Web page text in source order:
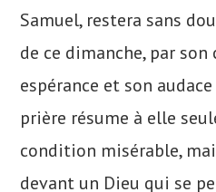
Samuel, restera sans
de ce dimanche, par son
espérance et son
prière résume à elle
condition misérable,
devant un Dieu qui se